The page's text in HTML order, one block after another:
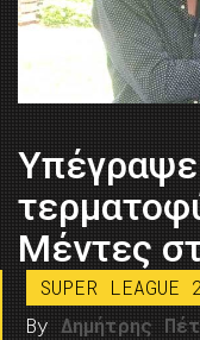
Μέντες
SUPER LEAGUE 2
By Δημήτρης